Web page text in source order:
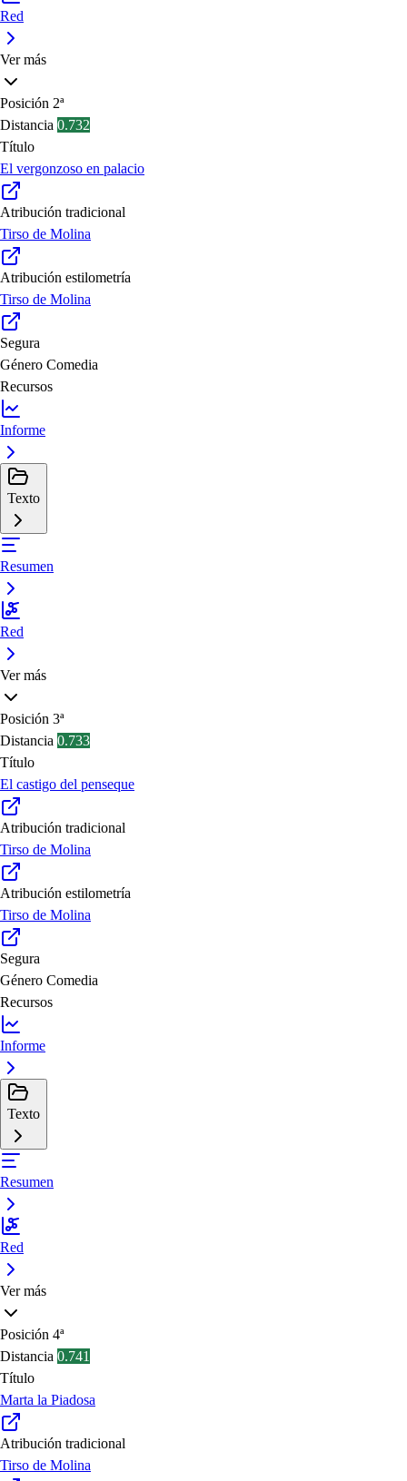
Red
Ver más
Posición 2ª
Distancia 0.732
Título
El vergonzoso en palacio
Atribución tradicional
Tirso de Molina
Atribución estilometría
Tirso de Molina
Segura
Género Comedia
Recursos
Informe
Texto
Resumen
Red
Ver más
Posición 3ª
Distancia 0.733
Título
El castigo del penseque
Atribución tradicional
Tirso de Molina
Atribución estilometría
Tirso de Molina
Segura
Género Comedia
Recursos
Informe
Texto
Resumen
Red
Ver más
Posición 4ª
Distancia 0.741
Título
Marta la Piadosa
Atribución tradicional
Tirso de Molina